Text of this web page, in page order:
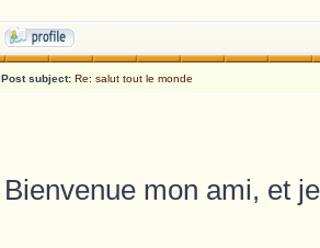
Post subject: Re: salut tout le monde
Bienvenue mon ami, et